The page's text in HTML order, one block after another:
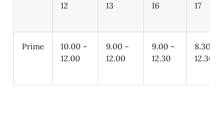
12
13
16
17
Prime
10.00 –
12.00
9.00 –
12.00
9.00 –
12.30
8.30 –
12.30